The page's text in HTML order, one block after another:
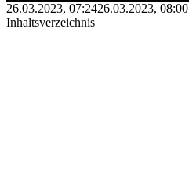
26.03.2023, 07:2426.03.2023, 08:00
Inhaltsverzeichnis